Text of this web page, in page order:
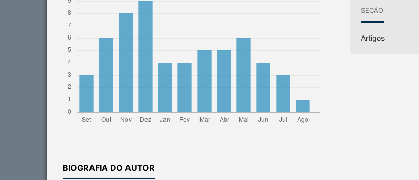
BIOGRAFIA DO AUTOR
SEÇÃO
Artigos